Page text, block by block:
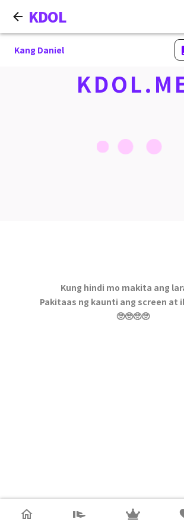
KDOL
Kang Daniel
Kung hindi mo makita ang
Pakitaas ng kaunti ang screen at
🥺🥺🥺🥺